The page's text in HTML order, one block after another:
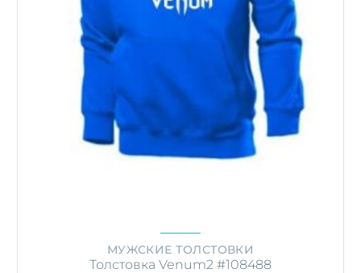
МУЖСКИЕ ТОЛСТОВКИ
Толстовка Venum2 #108488